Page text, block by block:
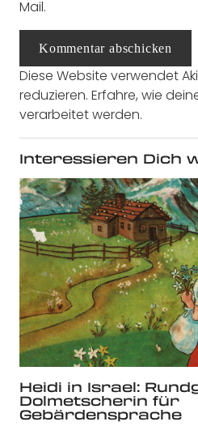
Mail.
Kommentar abschicken
Diese Website verwendet
reduzieren. Erfahre, wie
verarbeitet werden.
Interessieren Dich
Heidi in Israel:
Dolmetscherin für
Gebärdensprache